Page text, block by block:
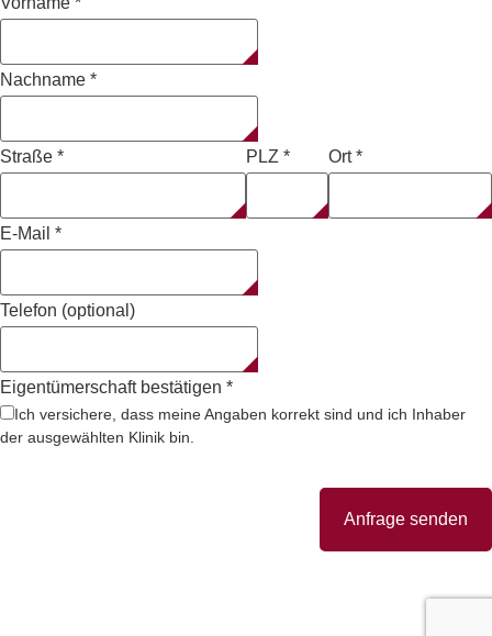
Nachname *
Straße * PLZ * Ort*
E-Mail *
Telefon (optional)
Eigentümerschaft bestätigen *
Ich versichere, dass meine Angaben korrekt sind und ich Inhaber
der ausgewählten Klinik bin.
Anfrage senden